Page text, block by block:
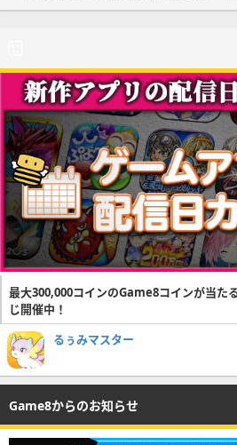
最大300,000コインのGame8コインが当た
じ開催中！
るぅみマスター
Game8からのお知らせ